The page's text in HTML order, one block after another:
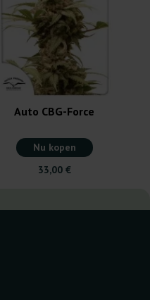
Auto CBG-Force
Nu kopen
33,00 €